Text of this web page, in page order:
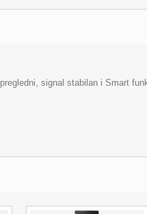
signal stabilan i Smart